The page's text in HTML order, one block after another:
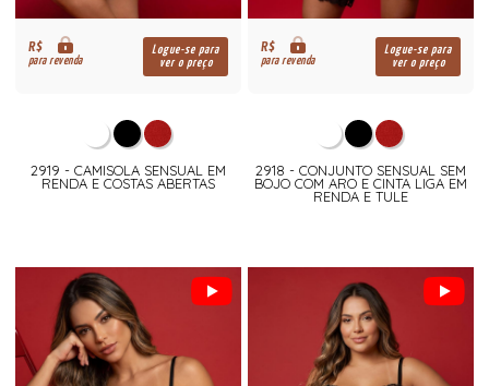
R$
para revenda
Logue-se para
ver o preço
2919 - CAMISOLA SENSUAL EM
RENDA E COSTAS ABERTAS
R$
para revenda
Logue-se para
ver o preço
2918 - CONJUNTO SENSUAL SEM
BOJO COM ARO E CINTA LIGA EM
RENDA E TULE